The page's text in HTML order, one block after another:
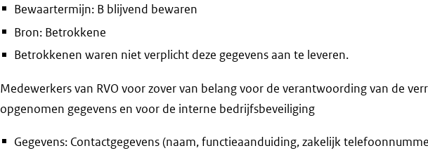
Bewaartermijn: B blijvend bewaren
Bron: Betrokkene
Betrokkenen waren niet verplicht deze gegevens aan te leveren.
Medewerkers van RVO voor zover van belang voor de verantwoording van de
opgenomen gegevens en voor de interne bedrijfsbeveiliging
Gegevens: Contactgegevens (naam, functieaanduiding, zakelijk